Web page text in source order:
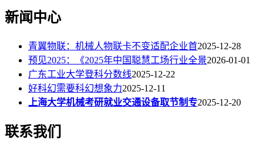
新闻中心
青翼物联：机械人物联卡不变适配企业首2025-12-28
预见2025：《2025年中国聪慧工场行业全景2026-01-01
广东工业大学登科分数线2025-12-22
好科幻需要科幻想象力2025-12-11
上海大学机械考研就业交通设备取节制专2025-12-20
联系我们